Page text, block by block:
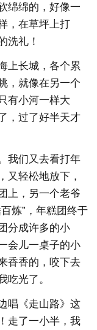
绵绵的，好像一
，在草坪上打
洗礼！
上长城，各个累
，就像在另一个
有小河一样大
，过了好半天才
我们又去看打年
又轻松地放下，
上，另一个老爷
炼”，年糕团终于
分成许多的小
会儿一桌子的小
香香的，咬下去
吃光了。
唱《走山路》这
走了一小半，我